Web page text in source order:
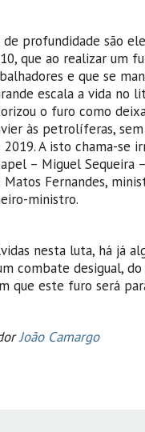
profundidade são
que ao realizar um
e que se
escala a vida
o furo como
às petrolíferas,
A isto chama-se
– Miguel Sequeira
Fernandes,
ministro.
nesta luta, há já
combate desigual,
que este furo será
João Camargo